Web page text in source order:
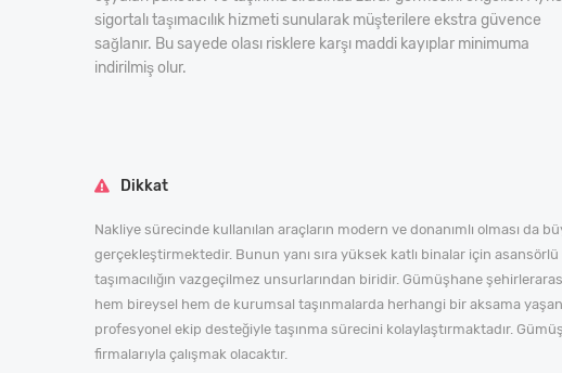
sigortalı taşımacılık hizmeti sunularak müşterilere ekstra güvence
sağlanır. Bu sayede olası risklere karşı maddi kayıplar minimuma
indirilmiş olur.
Dikkat
Nakliye sürecinde kullanılan araçların modern ve donanımlı olması da
gerçekleştirmektedir. Bunun yanı sıra yüksek katlı binalar için
taşımacılığın vazgeçilmez unsurlarından biridir. Gümüşhane
hem bireysel hem de kurumsal taşınmalarda herhangi bir aksama
profesyonel ekip desteğiyle taşınma sürecini kolaylaştırmaktadır.
firmalarıyla çalışmak olacaktır.